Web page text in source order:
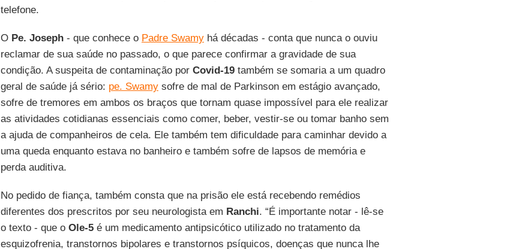
telefone.
O Pe. Joseph- que conhece o Padre Swamyhá décadas - conta que nunca o ouviu
reclamar de sua saúde no passado, o que parece confirmar a gravidade de sua
condição. A suspeita de contaminação por Covid-19também se somaria a um quadro
geral de saúde já sério: pe. Swamysofre de mal de Parkinson em estágio avançado,
sofre de tremores em ambos os braços que tornam quase impossível para ele realizar
as atividades cotidianas essenciais como comer, beber, vestir-se ou tomar banho sem
a ajuda de companheiros de cela. Ele também tem dificuldade para caminhar devido a
uma queda enquanto estava no banheiro e também sofre de lapsos de memória e
perda auditiva.
No pedido de fiança, também consta que na prisão ele está recebendo remédios
diferentes dos prescritos por seu neurologista em Ranchi. “É importante notar - lê-se
o texto - que o Ole-5é um medicamento antipsicótico utilizado no tratamento da
esquizofrenia, transtornos bipolares e transtornos psíquicos, doenças que nunca lhe